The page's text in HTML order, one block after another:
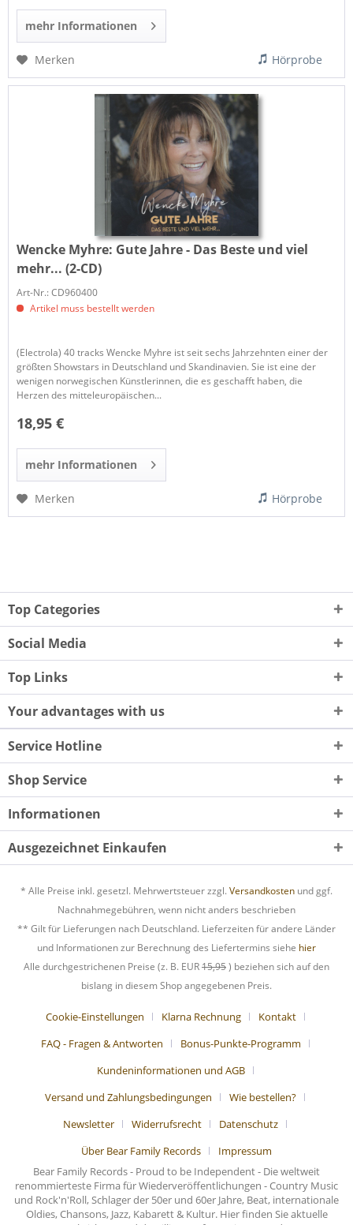
mehr Informationen
Merken Hörprobe
Wencke Myhre: Gute Jahre - Das Beste und viel
mehr... (2-CD)
Art-Nr.: CD960400
Artikel muss bestellt werden
(Electrola) 40 tracks Wencke Myhre ist seit sechs Jahrzehnten einer der
größten Showstars in Deutschland und Skandinavien. Sie ist eine der
wenigen norwegischen Künstlerinnen, die es geschafft haben, die
Herzen des mitteleuropäischen...
18,95 €
mehr Informationen
Merken Hörprobe
Top Categories
Social Media
Top Links
Your advantages with us
Service Hotline
Shop Service
Informationen
Ausgezeichnet Einkaufen
* Alle Preise inkl. gesetzl. Mehrwertsteuer zzgl. Versandkosten und ggf.
Nachnahmegebühren, wenn nicht anders beschrieben
** Gilt für Lieferungen nach Deutschland. Lieferzeiten für andere Länder
und Informationen zur Berechnung des Liefertermins siehe hier
Alle durchgestrichenen Preise (z. B. EUR15,95) beziehen sich auf den
bislang in diesem Shop angegebenen Preis.
Cookie-Einstellungen Klarna Rechnung
Kontakt
FAQ - Fragen & Antworten
Bonus-Punkte-Programm
Kundeninformationen und AGB
Versand und Zahlungsbedingungen
Wie bestellen?
Newsletter
Widerrufsrecht
Datenschutz
Über Bear Family Records
Impressum
Bear Family Records - Proud to be Independent - Die weltweit
renommierteste Firma für Wiederveröffentlichungen - Country Music
und Rock'n'Roll, Schlager der 50er und 60er Jahre, Beat, internationale
Oldies, Chansons, Jazz, Kabarett & Kultur. Hier finden Sie aktuelle